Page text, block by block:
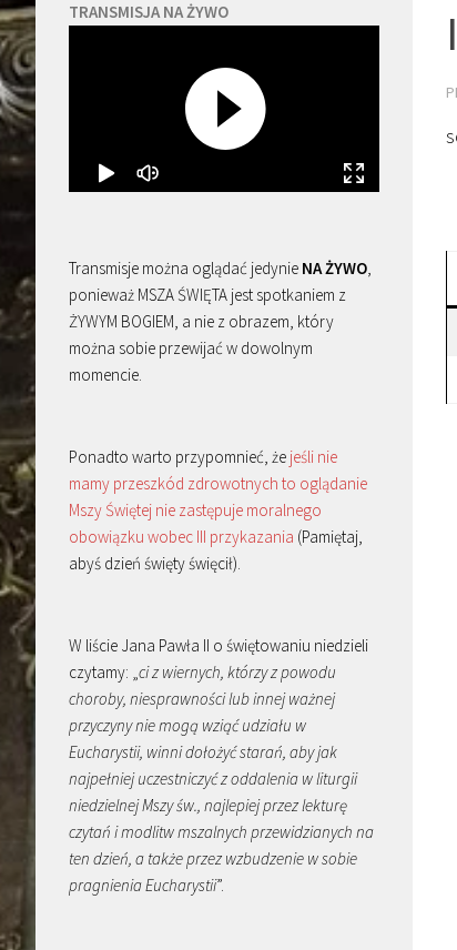
TRANSMISJA NA ŻYWO
Transmisje można oglądać jedynie NA ŻYWO,
ponieważ MSZA ŚWIĘTA jest spotkaniem z
ŻYWYM BOGIEM, a nie z obrazem, który
można sobie przewijać w dowolnym
momencie.
Ponadto warto przypomnieć, że jeśli nie
mamy przeszkód zdrowotnych to oglądanie
Mszy Świętej nie zastępuje moralnego
obowiązku wobec III przykazania (Pamiętaj,
abyś dzień święty święcił).
W liście Jana Pawła II o świętowaniu niedzieli
czytamy: „ci z wiernych, którzy z powodu
choroby, niesprawności lub innej ważnej
przyczyny nie mogą wziąć udziału w
Eucharystii, winni dołożyć starań, aby jak
najpełniej uczestniczyć z oddalenia w liturgii
niedzielnej Mszy św., najlepiej przez lekturę
czytań i modlitw mszalnych przewidzianych na
ten dzień, a także przez wzbudzenie w sobie
pragnienia Eucharystii”.